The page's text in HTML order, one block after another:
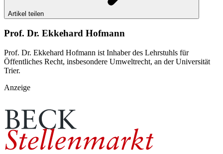
Artikel teilen
Prof. Dr. Ekkehard Hofmann
Prof. Dr. Ekkehard Hofmann ist Inhaber des Lehrstuhls für
Öffentliches Recht, insbesondere Umweltrecht, an der Universität
Trier.
Anzeige